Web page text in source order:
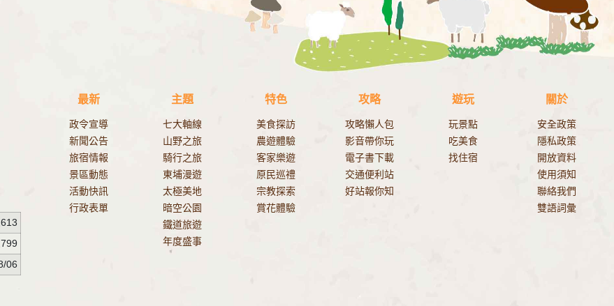
06
最新
政令宣導
新聞公告
旅宿情報
景區動態
活動快訊
行政表單
主題
七大軸線
山野之旅
騎行之旅
東埔漫遊
太極美地
暗空公園
鐵道旅遊
年度盛事
特色
美食探訪
農遊體驗
客家樂遊
原民巡禮
宗教探索
賞花體驗
攻略
攻略懶人包
影音帶你玩
電子書下載
交通便利站
好站報你知
遊玩
玩景點
吃美食
找住宿
關於
安全政策
隱私政策
開放資料
使用須知
聯絡我們
雙語詞彙